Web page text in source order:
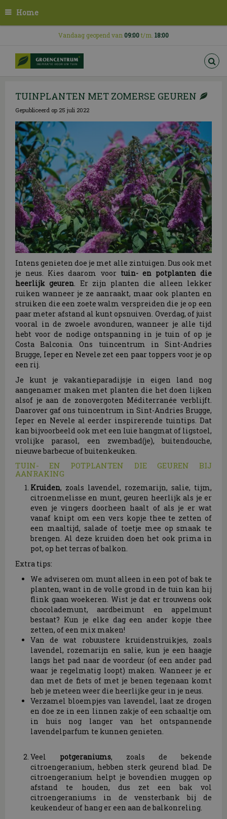
n
Home
Vandaag geopend van 09:00t/m. 18:00
TUINPLANTEN MET ZOMERSE GEUREN
Gepubliceerd op 25 juli 2022
Intens genieten doe je met alle zintuigen. Dus ook met
je neus. Kies daarom voor tuin- en potplanten die
heerlijk geuren . Er zijn planten die alleen lekker
ruiken wanneer je ze aanraakt, maar ook planten en
struiken die een zoete walm verspreiden die je op een
paar meter afstand al kunt opsnuiven. Overdag, of juist
vooral in de zwoele avonduren, wanneer je alle tijd
hebt voor de nodige ontspanning in je tuin of op je
Costa Balconia. Ons tuincentrum in Sint-Andries
Brugge, Ieper en Nevele zet een paar toppers voor je op
een rij.
Je kunt je vakantieparadijsje in eigen land nog
aangenamer maken met planten die het doen lijken
alsof je aan de zonovergoten Méditerranée verblijft.
Daarover gaf ons tuincentrum in Sint-Andries Brugge,
Ieper en Nevele al eerder inspirerende tuintips. Dat
kan bijvoorbeeld ook met een luie hangmat of ligstoel,
vrolijke parasol, een zwembad(je), buitendouche,
nieuwe barbecue of buitenkeuken.
TUIN- EN POTPLANTEN DIE GEUREN BIJ
AANRAKING
Kruiden, zoals lavendel, rozemarijn, salie, tijm,
citroenmelisse en munt, geuren heerlijk als je er
even je vingers doorheen haalt of als je er wat
vanaf knipt om een vers kopje thee te zetten of
een maaltijd, salade of toetje mee op smaak te
brengen. Al deze kruiden doen het ook prima in
pot, op het terras of balkon.
Extra tips:
We adviseren om munt alleen in een pot of bak te
planten, want in de volle grond in de tuin kan hij
flink gaan woekeren. Wist je dat er trouwens ook
chocolademunt, aardbeimunt en appelmunt
bestaat? Kun je elke dag een ander kopje thee
zetten, of een mix maken!
Van de wat robuustere kruidenstruikjes, zoals
lavendel, rozemarijn en salie, kun je een haagje
langs het pad naar de voordeur (of een ander pad
waar je regelmatig loopt) maken. Wanneer je er
dan met de fiets of met je benen tegenaan komt
heb je meteen weer die heerlijke geur in je neus.
Verzamel bloempjes van lavendel, laat ze drogen
en doe ze in een linnen zakje of een schaaltje om
in huis nog langer van het ontspannende
lavendelparfum te kunnen genieten.
Veel potgeraniums, zoals de bekende
citroengeranium, hebben sterk geurend blad. De
citroengeranium helpt je bovendien muggen op
afstand te houden, dus zet een bak vol
citroengeraniums in de vensterbank bij de
keukendeur of hang er een aan de balkonreling.